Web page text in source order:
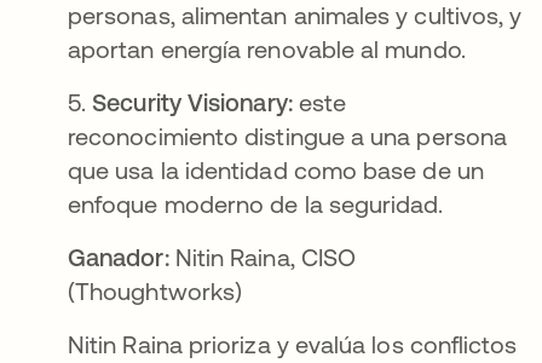
personas, alimentan animales y cultivos, y
aportan energía renovable al mundo.
5. Security Visionary:este
reconocimiento distingue a una persona
que usa la identidad como base de un
enfoque moderno de la seguridad.
Ganador: Nitin Raina, CISO
(Thoughtworks)
Nitin Raina prioriza y evalúa los conflictos